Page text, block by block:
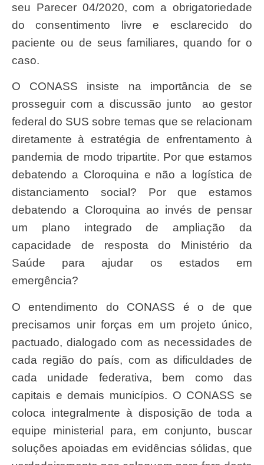
seu Parecer 04/2020, com a obrigatoriedade
do consentimento livre e esclarecido do
paciente ou de seus familiares, quando for o
caso.
O CONASS insiste na importância de se
prosseguir com a discussão junto ao gestor
federal do SUS sobre temas que se relacionam
diretamente à estratégia de enfrentamento à
pandemia de modo tripartite. Por que estamos
debatendo a Cloroquina e não a logística de
distanciamento social? Por que estamos
debatendo a Cloroquina ao invés de pensar
um plano integrado de ampliação da
capacidade de resposta do Ministério da
Saúde para ajudar os estados em
emergência?
O entendimento do CONASS é o de que
precisamos unir forças em um projeto único,
pactuado, dialogado com as necessidades de
cada região do país, com as dificuldades de
cada unidade federativa, bem como das
capitais e demais municípios. O CONASS se
coloca integralmente à disposição de toda a
equipe ministerial para, em conjunto, buscar
soluções apoiadas em evidências sólidas, que